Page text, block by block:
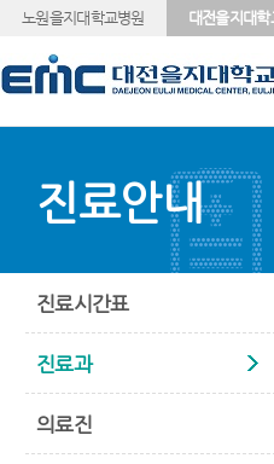
노원을지대학교병원 대전을지대학
진료안내
진료시간표
진료과
의료진